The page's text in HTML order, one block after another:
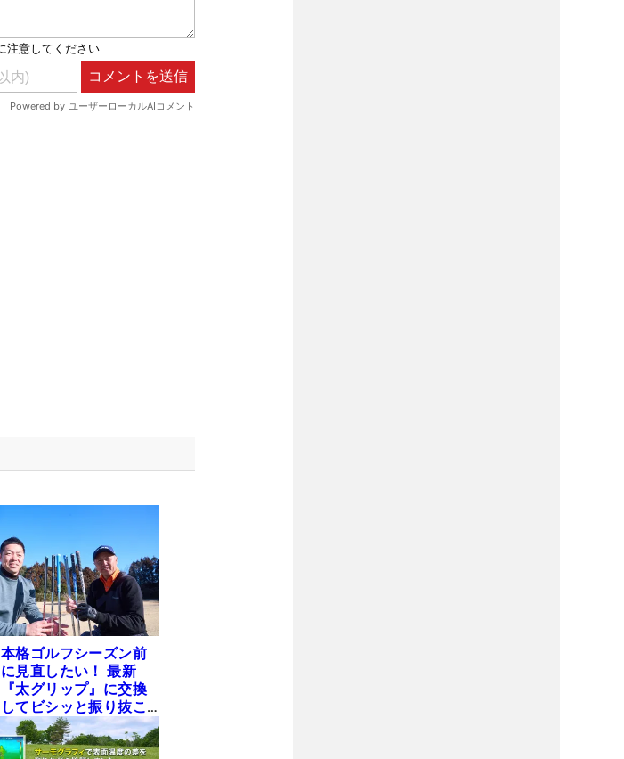
本格ゴルフシーズン前
に見直したい！ 最新
『太グリップ』に交換
してビシッと振り抜こ
う！